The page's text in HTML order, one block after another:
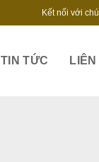
Kết nối với
TIN TỨC LIÊN